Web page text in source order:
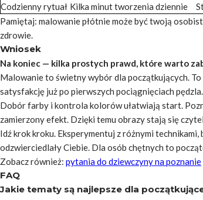
Codzienny rytuał Kilka minut tworzenia dziennie
Pamiętaj: malowanie płótnie może być twoją
zdrowie.
Wniosek
Na koniec — kilka prostych prawd, które warto
Malowanie to świetny wybór dla początkujących.
satysfakcję już po pierwszych pociągnięciach pędzla.
Dobór farby i kontrola kolorów ułatwiają start.
zamierzony efekt. Dzięki temu obrazy stają się
Idź krok kroku. Eksperymentuj z różnymi
odzwierciedlały Ciebie. Dla osób chętnych to
Zobacz również: pytania do dziewczyny na poznanie
FAQ
Jakie tematy są najlepsze dla